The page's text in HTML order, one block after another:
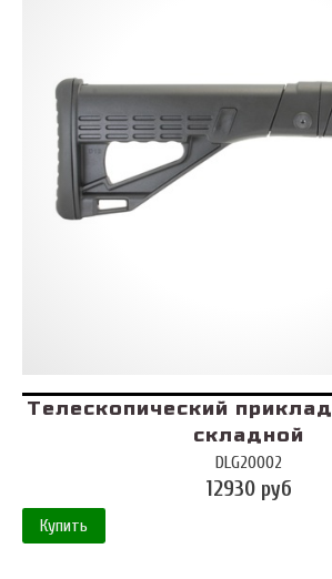
Телескопический
складной
DLG20002
12930 руб
Купить